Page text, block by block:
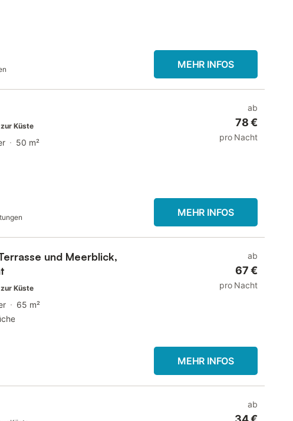
MEHR INFOS
Küste
50 m²
ab
78 €
pro Nacht
MEHR INFOS
und Meerblick,
Küste
65 m²
ab
67 €
pro Nacht
MEHR INFOS
ab